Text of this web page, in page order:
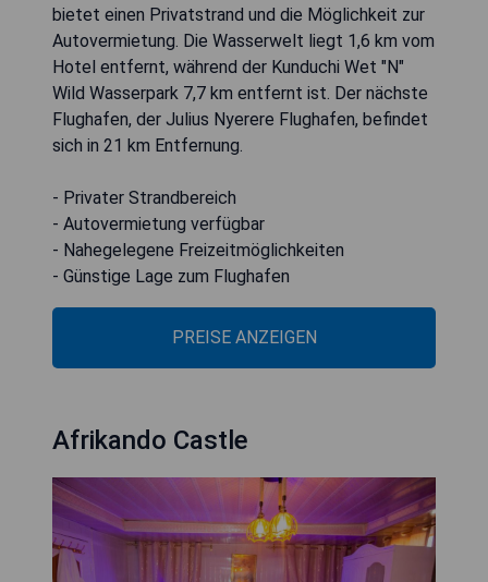
bietet einen Privatstrand und die Möglichkeit zur
Autovermietung. Die Wasserwelt liegt 1,6 km vom
Hotel entfernt, während der Kunduchi Wet "N"
Wild Wasserpark 7,7 km entfernt ist. Der nächste
Flughafen, der Julius Nyerere Flughafen, befindet
sich in 21 km Entfernung.
- Privater Strandbereich
- Autovermietung verfügbar
- Nahegelegene Freizeitmöglichkeiten
- Günstige Lage zum Flughafen
PREISE ANZEIGEN
Afrikando Castle